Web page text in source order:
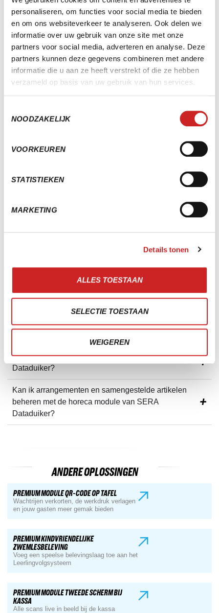
personaliseren, om functies voor social media te bieden
en om ons websiteverkeer te analyseren. Ook delen we
informatie over uw gebruik van onze site met onze
partners voor social media, adverteren en analyse. Deze
partners kunnen deze gegevens combineren met andere
informatie die u aan ze heeft verstrekt of die ze hebben
verzameld op basis van uw gebruik van hun services.
NOODZAKELIJK
VOORKEUREN
STATISTIEKEN
MARKETING
Details tonen
ALLES TOESTAAN
SELECTIE TOESTAAN
WEIGEREN
kassasysteem in de horeca module van SERA
Dataduiker?
helpen bij het beheren van evenementen en verhuur?
Kan ik met de horeca module van SERA Dataduiker
Hoe werkt de QR-code op tafel module van SERA
Dataduiker?
Kan ik arrangementen en samengestelde artikelen
beheren met de horeca module van SERA
Dataduiker?
GA HET GESPREK AAN
ANDERE OPLOSSINGEN
PREMIUM MODULE QR-CODE OP TAFEL
Wachtrijen verkorten, de werkdruk verlagen
en jouw gasten meer gemak bieden
PREMIUM KINDVRIENDELIJKE
ZWEMLESBELEVING
Voeg een speelse belevingslaag toe aan het
Leerlingvolgsysteem
PREMIUM MODULE TWEEDE SCHERM BIJ
KASSA
Alle scans live in beeld bij de kassa